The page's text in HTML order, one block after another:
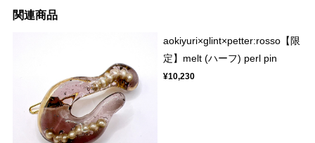
関連商品
aokiyuri×glint×petter:rosso【限
定】melt (ハーフ) perl pin
¥10,230